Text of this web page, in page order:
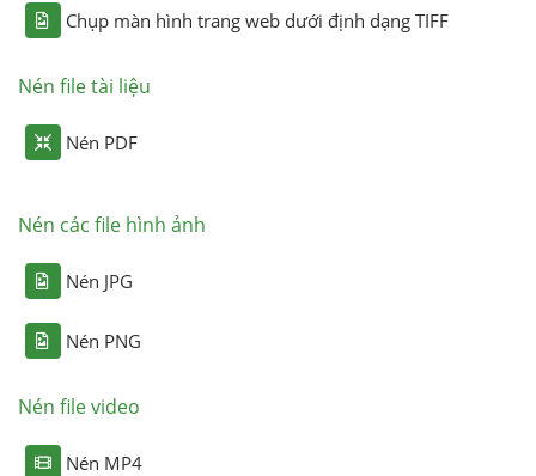
Chụp màn hình trang web dưới định dạng TIFF
Nén file tài liệu
Nén PDF
Nén các file hình ảnh
Nén JPG
Nén PNG
Nén file video
Nén MP4